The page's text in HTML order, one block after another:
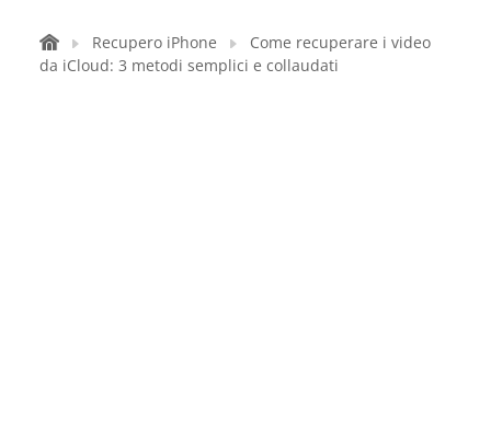
Recupero iPhone
Come recuperare i video
da iCloud: 3 metodi semplici e collaudati